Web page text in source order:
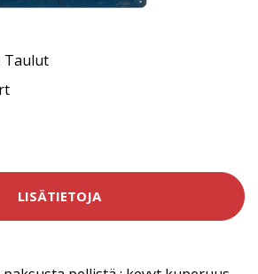
Taulut
LISÄTIETOJA